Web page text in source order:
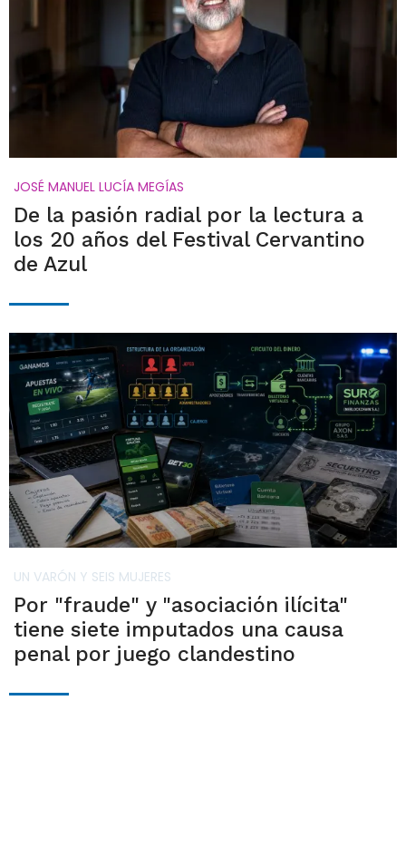
JOSÉ MANUEL LUCÍA MEGÍAS
De la pasión radial por la lectura a
los 20 años del Festival Cervantino
de Azul
UN VARÓN Y SEIS MUJERES
Por "fraude" y "asociación ilícita"
tiene siete imputados una causa
penal por juego clandestino